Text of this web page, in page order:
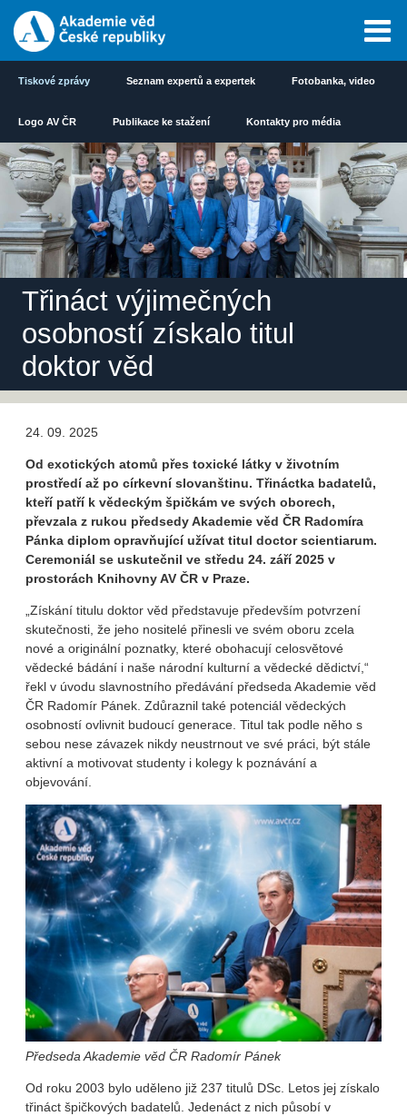
Tiskové zprávy Seznam expertů a expertek Fotobanka, video
Logo AV ČR Publikace ke stažení Kontakty pro média
Třináct výjimečných
osobností získalo titul
doktor věd
24. 09. 2025
Od exotických atomů přes toxické látky v životním
prostředí až po církevní slovanštinu. Třináctka badatelů,
kteří patří k vědeckým špičkám ve svých oborech,
převzala z rukou předsedy Akademie věd ČR Radomíra
Pánka diplom opravňující užívat titul doctor scientiarum.
Ceremoniál se uskutečnil ve středu 24. září 2025 v
prostorách Knihovny AV ČR v Praze.
„Získání titulu doktor věd představuje především potvrzení
skutečnosti, že jeho nositelé přinesli ve svém oboru zcela
nové a originální poznatky, které obohacují celosvětové
vědecké bádání i naše národní kulturní a vědecké dědictví,“
řekl v úvodu slavnostního předávání předseda Akademie věd
ČR Radomír Pánek. Zdůraznil také potenciál vědeckých
osobností ovlivnit budoucí generace. Titul tak podle něho s
sebou nese závazek nikdy neustrnout ve své práci, být stále
aktivní a motivovat studenty i kolegy k poznávání a
objevování.
Předseda Akademie věd ČR Radomír Pánek
Od roku 2003 bylo uděleno již 237 titulů DSc. Letos jej získalo
třináct špičkových badatelů. Jedenáct z nich působí v